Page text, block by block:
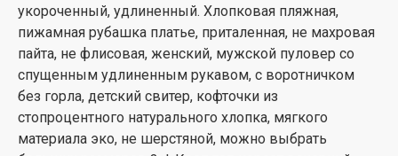
укороченный, удлиненный. Хлопковая пляжная,
пижамная рубашка платье, приталенная, не махровая
пайта, не флисовая, женский, мужской пуловер со
спущенным удлиненным рукавом, с воротничком
без горла, детский свитер, кофточки из
стопроцентного натурального хлопка, мягкого
материала эко, не шерстяной, можно выбрать